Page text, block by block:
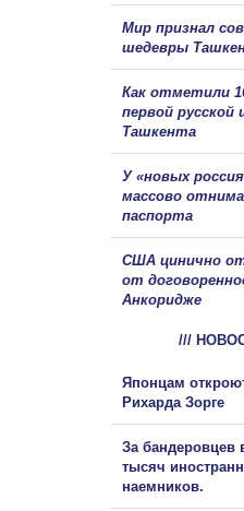
Мир признал
шедевры
Как отметили
первой русской
Ташкента
У «новых
массово
паспорта
США цинично
от
Анкоридже
///
Японцам
Рихарда Зорге
За бандеровцев
тысяч
наемников.